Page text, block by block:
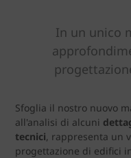
In un unico
Sfoglia il nostro nuovo
all'analisi di alcuni
tecnici, rappresenta un
progettazione di edifici